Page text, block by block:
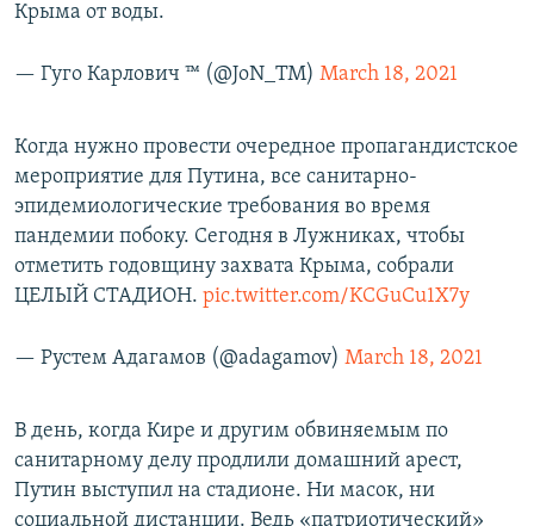
Крыма от воды.
— Гуго Карлович ™ (@JoN_TM) March 18, 2021
Когда нужно провести очередное пропагандистское
мероприятие для Путина, все санитарно-
эпидемиологические требования во время
пандемии побоку. Сегодня в Лужниках, чтобы
отметить годовщину захвата Крыма, собрали
ЦЕЛЫЙ СТАДИОН. pic.twitter.com/KCGuCu1X7y
— Рустем Адагамов (@adagamov) March 18, 2021
В день, когда Кире и другим обвиняемым по
санитарному делу продлили домашний арест,
Путин выступил на стадионе. Ни масок, ни
социальной дистанции. Ведь «патриотический»